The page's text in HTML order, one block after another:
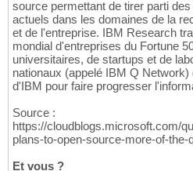
source permettant de tirer parti
actuels dans les domaines de la
et de l'entreprise. IBM Research
mondial d'entreprises du Fortune
universitaires, de startups et de
nationaux (appelé IBM Q Network)
d'IBM pour faire progresser
Source :
https://cloudblogs.microsoft.com/
plans-to-open-source-more-of-
Et vous ?